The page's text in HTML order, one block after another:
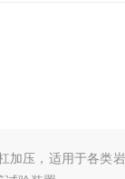
加压，适用于各类